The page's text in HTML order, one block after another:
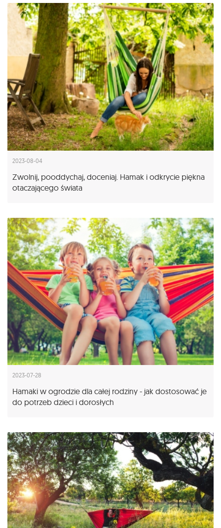
2023-08-04
Zwolnij, pooddychaj, doceniaj. Hamak i odkrycie piękna
otaczającego świata
2023-07-28
Hamaki w ogrodzie dla całej rodziny - jak dostosować je
do potrzeb dzieci i dorosłych